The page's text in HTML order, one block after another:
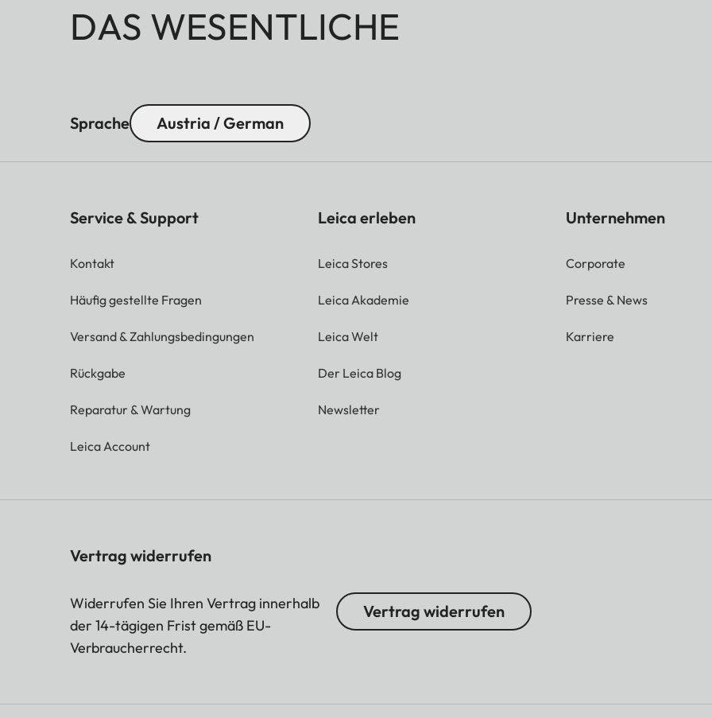
DAS WESENTLICHE
Sprache Austria / German
Service & Support
Kontakt
Häufig gestellte Fragen
Versand & Zahlungsbedingungen
Rückgabe
Reparatur & Wartung
Leica Account
Leica erleben
Leica Stores
Leica Akademie
Leica Welt
Der Leica Blog
Newsletter
Unternehmen
Corporate
Presse & News
Karriere
Vertrag widerrufen
Widerrufen Sie Ihren Vertrag innerhalb
der 14-tägigen Frist gemäß EU-
Verbraucherrecht.
Vertrag widerrufen